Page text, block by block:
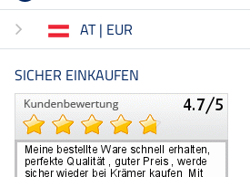
AT | EUR
SICHER EINKAUFEN